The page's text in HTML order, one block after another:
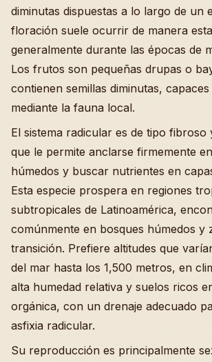
diminutas dispuestas a lo largo de un
floración suele ocurrir de manera
generalmente durante las épocas de
Los frutos son pequeñas drupas o
contienen semillas diminutas,
mediante la fauna local.
El sistema radicular es de tipo fibroso
que le permite anclarse firmemente
húmedos y buscar nutrientes en
Esta especie prospera en regiones
subtropicales de Latinoamérica,
comúnmente en bosques húmedos y
transición. Prefiere altitudes que
del mar hasta los 1,500 metros, en
alta humedad relativa y suelos ricos
orgánica, con un drenaje adecuado
asfixia radicular.
Su reproducción es principalmente